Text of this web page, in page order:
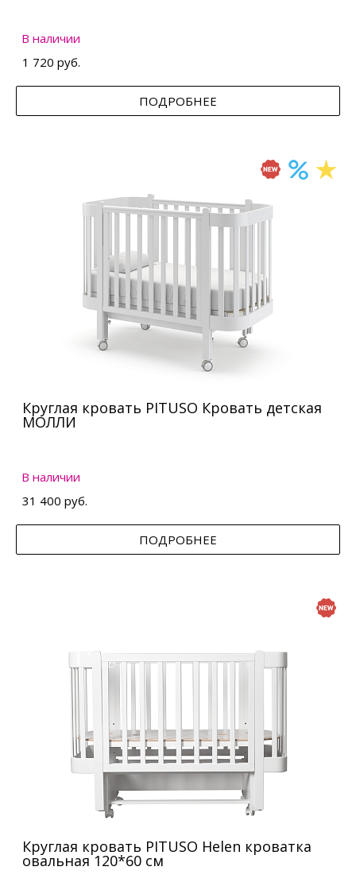
В наличии
1 720 руб.
ПОДРОБНЕЕ
Круглая кровать PITUSO Кровать детская
МОЛЛИ
В наличии
31 400 руб.
ПОДРОБНЕЕ
Круглая кровать PITUSO Helen кроватка
овальная 120*60 см